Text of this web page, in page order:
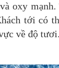
oxy
tới có
về độ tươi.